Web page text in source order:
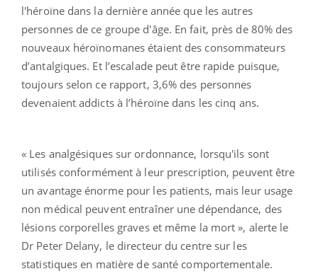
l'héroïne dans la dernière année que les autres
personnes de ce groupe d'âge. En fait, près de 80% des
nouveaux héroïnomanes étaient des consommateurs
d’antalgiques. Et l’escalade peut être rapide puisque,
toujours selon ce rapport, 3,6% des personnes
devenaient addicts à l’héroïne dans les cinq ans.
« Les analgésiques sur ordonnance, lorsqu'ils sont
utilisés conformément à leur prescription, peuvent être
un avantage énorme pour les patients, mais leur usage
non médical peuvent entraîner une dépendance, des
lésions corporelles graves et même la mort », alerte le
Dr Peter Delany, le directeur du centre sur les
statistiques en matière de santé comportementale.